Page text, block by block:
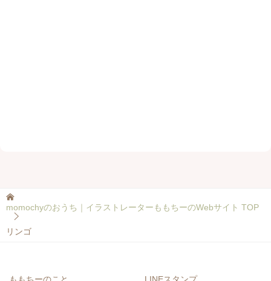
momochyのおうち｜イラストレーターももちーのWebサイト TOP
リンゴ